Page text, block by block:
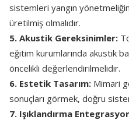
sistemleri yangın
üretilmiş olmalıdır.
5. Akustik Gereksinimler:
eğitim kurumlarında akustik
öncelikli değerlendirilmelidir.
6. Estetik Tasarım: Mimari
sonuçları görmek, doğru
7. Işıklandırma